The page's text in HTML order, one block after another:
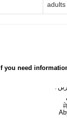
adults
If you need